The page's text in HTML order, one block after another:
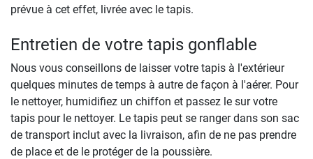
prévue à cet effet, livrée avec le tapis.
Entretien de votre tapis gonflable
Nous vous conseillons de laisser votre tapis à l'extérieur
quelques minutes de temps à autre de façon à l'aérer. Pour
le nettoyer, humidifiez un chiffon et passez le sur votre
tapis pour le nettoyer. Le tapis peut se ranger dans son sac
de transport inclut avec la livraison, afin de ne pas prendre
de place et de le protéger de la poussière.